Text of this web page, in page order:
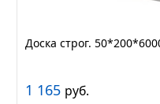
Доска строг.
1 165 руб.